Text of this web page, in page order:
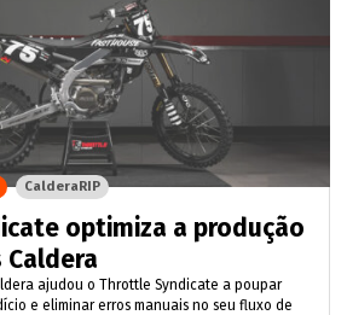
optimiza a produção
ajudou o Throttle Syndicate a poupar
e eliminar erros manuais no seu fluxo de
CalderaRIP